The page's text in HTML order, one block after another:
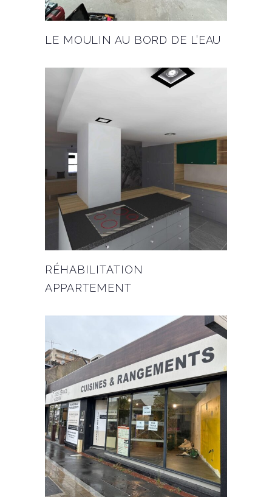
LE MOULIN AU BORD DE L’EAU
RÉHABILITATION
APPARTEMENT